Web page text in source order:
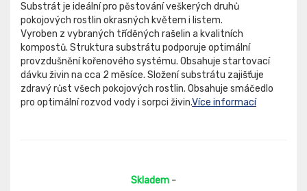
Substrát je ideální pro pěstování veškerých druhů
pokojových rostlin okrasných květem i listem.
Vyroben z vybraných tříděných rašelin a kvalitních
kompostů. Struktura substrátu podporuje optimální
provzdušnění kořenového systému. Obsahuje startovací
dávku živin na cca 2 měsíce. Složení substrátu zajišťuje
zdravý růst všech pokojových rostlin. Obsahuje smáčedlo
pro optimální rozvod vody i sorpci živin.Více informací
Skladem -